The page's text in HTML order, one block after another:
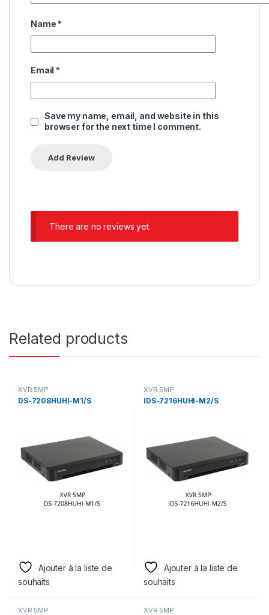
Name *
Email *
Save my name, email, and website in this
browser for the next time I comment.
There are no reviews yet.
Related products
XVR 5MP
DS-7208HUHI-M1/S
Ajouter à la liste de
souhaits
XVR 5MP
IDS-7216HUHI-M2/S
Ajouter à la liste de
souhaits
XVR 5MP XVR 5MP